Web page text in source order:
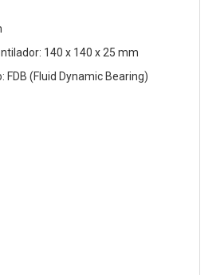
140 x 140 x 25 mm
FDB (Fluid Dynamic Bearing)